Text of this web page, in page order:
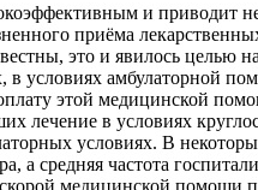
и
приёма
это и явилось
условиях амбулаторной
этой медицинской
в условиях
условиях. В
а средняя частота
медицинской помощи